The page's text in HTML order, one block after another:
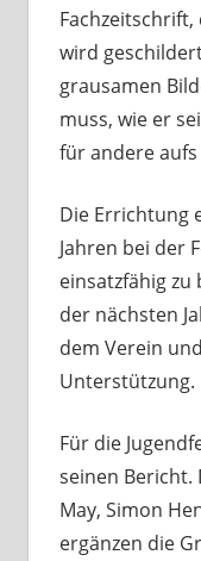
wird
grausamen
muss, wie er
für andere aufs
Die Errichtung
Jahren bei der
einsatzfähig zu
der nächsten
dem Verein
Unterstützung.
Für die
seinen Bericht.
May, Simon
ergänzen die